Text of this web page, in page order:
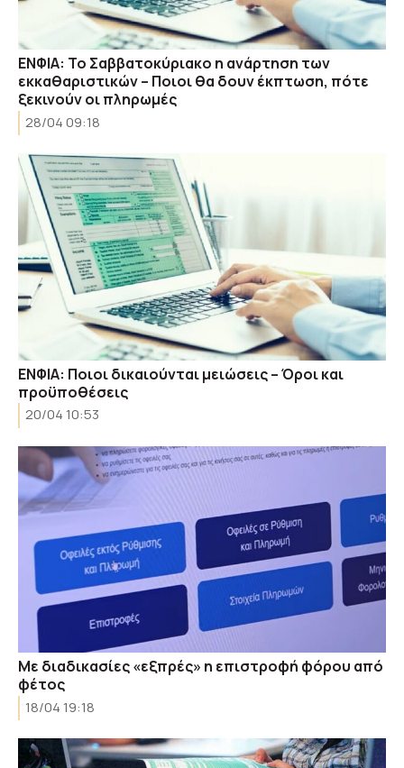
ΕΝΦΙΑ: Το Σαββατοκύριακο η ανάρτηση των
εκκαθαριστικών – Ποιοι θα δουν έκπτωση, πότε
ξεκινούν οι πληρωμές
28/04 09:18
ΕΝΦΙΑ: Ποιοι δικαιούνται μειώσεις – Όροι και
προϋποθέσεις
20/04 10:53
Με διαδικασίες «εξπρές» η επιστροφή φόρου από
φέτος
18/04 19:18